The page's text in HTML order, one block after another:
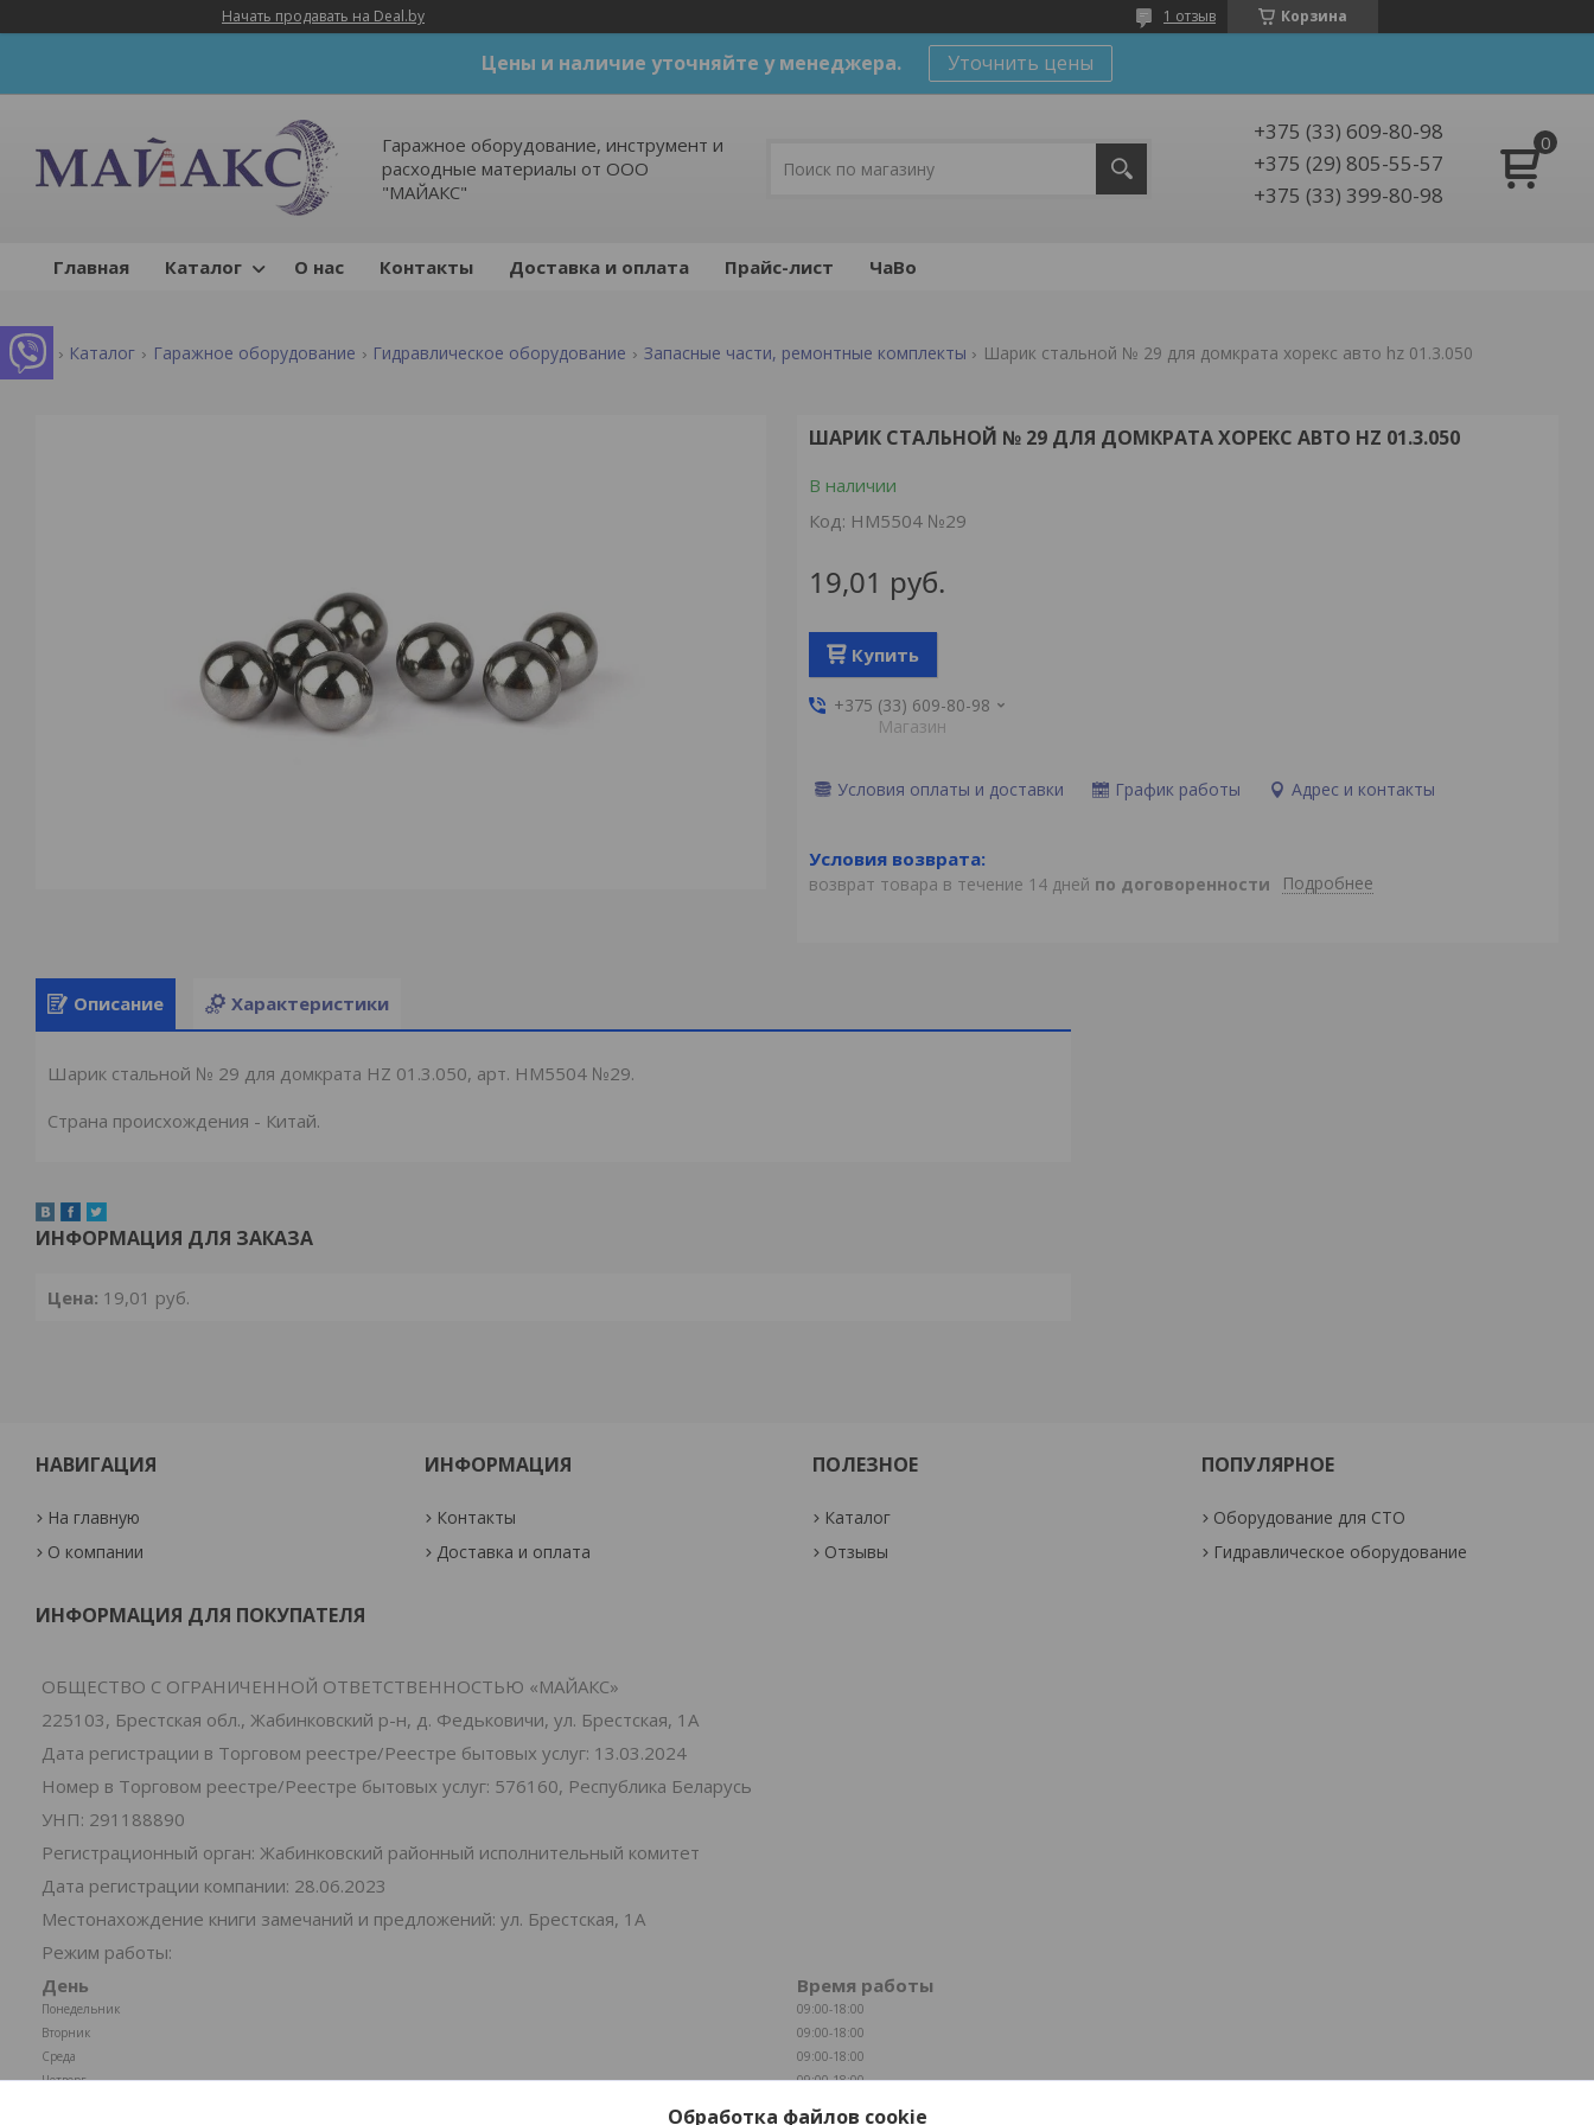
Начать продавать на Deal.by Корзина
1 отзыв
Цены и наличие уточняйте у менеджера. Уточнить цены
Гаражное оборудование, инструмент и
расходные материалы от ООО
"МАЙАКС"
+375 (33) 609-80-98
+375 (29) 805-55-57
+375 (33) 399-80-98
Главная Каталог О нас Контакты Доставка и оплата Прайс-лист ЧаВо
Каталог Гаражное оборудование Гидравлическое оборудование Запасные части, ремонтные комплекты Шарик стальной № 29 для домкрата хорекс авто hz 01.3.050
ШАРИК СТАЛЬНОЙ № 29 ДЛЯ ДОМКРАТА ХОРЕКС АВТО HZ 01.3.050
В наличии
Код: HM5504 №29
19,01 руб.
Купить
+375 (33) 609-80-98
Магазин
Условия оплаты и доставки График работы Адрес и контакты
возврат товара в течение 14 дней по договоренности Подробнее
Описание Характеристики
Шарик стальной № 29 для домкрата HZ 01.3.050, арт. HM5504 №29.
Страна происхождения - Китай.
ИНФОРМАЦИЯ ДЛЯ ЗАКАЗА
Цена: 19,01 руб.
НАВИГАЦИЯ
На главную
О компании
ИНФОРМАЦИЯ
Контакты
Доставка и оплата
ПОЛЕЗНОЕ
Каталог
Отзывы
ПОПУЛЯРНОЕ
Оборудование для СТО
Гидравлическое оборудование
ИНФОРМАЦИЯ ДЛЯ ПОКУПАТЕЛЯ
ОБЩЕСТВО С ОГРАНИЧЕННОЙ ОТВЕТСТВЕННОСТЬЮ «МАЙАКС»
225103, Брестская обл., Жабинковский р-н, д. Федьковичи, ул. Брестская, 1А
Дата регистрации в Торговом реестре/Реестре бытовых услуг: 13.03.2024
Номер в Торговом реестре/Реестре бытовых услуг: 576160, Республика Беларусь
УНП: 291188890
Регистрационный орган: Жабинковский районный исполнительный комитет
Дата регистрации компании: 28.06.2023
Местонахождение книги замечаний и предложений: ул. Брестская, 1А
Режим работы:
День
Время работы
Понедельник
09:00-18:00
Вторник
09:00-18:00
Среда
09:00-18:00
Четверг
09:00-18:00
Обработка файлов cookie